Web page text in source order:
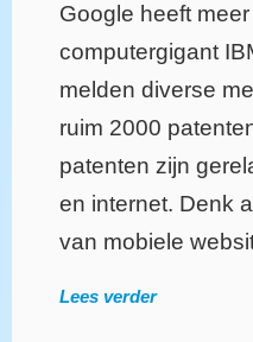
Google heeft
computergigant
melden diverse
ruim 2000
patenten zijn
en internet. Denk
van mobiele
Lees verder